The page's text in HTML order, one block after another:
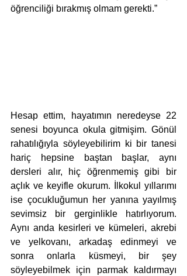
öğrenciliği bırakmış olmam gerekti.”
Hesap ettim, hayatımın neredeyse 22
senesi boyunca okula gitmişim. Gönül
rahatılığıyla söyleyebilirim ki bir tanesi
hariç hepsine baştan başlar, aynı
dersleri alır, hiç öğrenmemiş gibi bir
açlık ve keyifle okurum. İlkokul yıllarımı
ise çocukluğumun her yanına yayılmış
sevimsiz bir gerginlikle hatırlıyorum.
Aynı anda kesirleri ve kümeleri, akrebi
ve yelkovanı, arkadaş edinmeyi ve
sonra onlarla küsmeyi, bir şey
söyleyebilmek için parmak kaldırmayı